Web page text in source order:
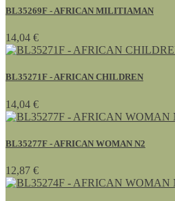
BL35269F - AFRICAN MILITIAMAN
14,04 €
BL35271F - AFRICAN CHILDREN
14,04 €
BL35277F - AFRICAN WOMAN N2
12,87 €